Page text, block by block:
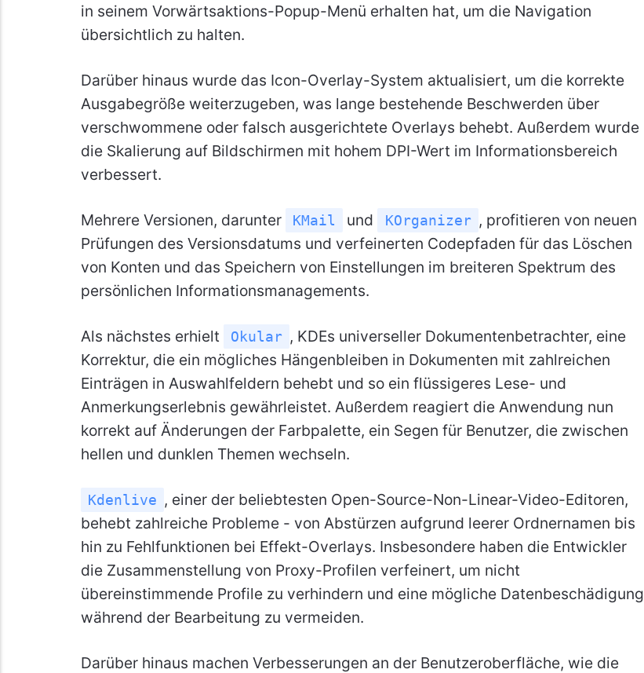
in seinem Vorwärtsaktions-Popup-Menü erhalten hat, um die Navigation
übersichtlich zu halten.
Darüber hinaus wurde das Icon-Overlay-System aktualisiert, um die korrekte
Ausgabegröße weiterzugeben, was lange bestehende Beschwerden über
verschwommene oder falsch ausgerichtete Overlays behebt. Außerdem wurde
die Skalierung auf Bildschirmen mit hohem DPI-Wert im Informationsbereich
verbessert.
Mehrere Versionen, darunter KMail und KOrganizer , profitieren von neuen
Prüfungen des Versionsdatums und verfeinerten Codepfaden für das Löschen
von Konten und das Speichern von Einstellungen im breiteren Spektrum des
persönlichen Informationsmanagements.
Als nächstes erhielt Okular , KDEs universeller Dokumentenbetrachter, eine
Korrektur, die ein mögliches Hängenbleiben in Dokumenten mit zahlreichen
Einträgen in Auswahlfeldern behebt und so ein flüssigeres Lese- und
Anmerkungserlebnis gewährleistet. Außerdem reagiert die Anwendung nun
korrekt auf Änderungen der Farbpalette, ein Segen für Benutzer, die zwischen
hellen und dunklen Themen wechseln.
Kdenlive , einer der beliebtesten Open-Source-Non-Linear-Video-Editoren,
behebt zahlreiche Probleme - von Abstürzen aufgrund leerer Ordnernamen bis
hin zu Fehlfunktionen bei Effekt-Overlays. Insbesondere haben die Entwickler
die Zusammenstellung von Proxy-Profilen verfeinert, um nicht
übereinstimmende Profile zu verhindern und eine mögliche Datenbeschädigung
während der Bearbeitung zu vermeiden.
Darüber hinaus machen Verbesserungen an der Benutzeroberfläche, wie die